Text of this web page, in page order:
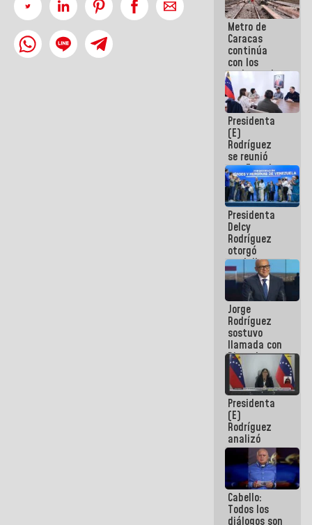
Metro de
Caracas
continúa
con los
trabajos de
mantenimiento
e inspección
en la Línea 2
Presidenta
(E)
Rodríguez
se reunió
con Estado
Mayor
Eléctrico
para
abordar
planes de
acción
Presidenta
Delcy
Rodríguez
otorgó
medalla
"Héroe de
Venezuela"
a servidores
públicos
Jorge
Rodríguez
sostuvo
llamada con
Dinorah
Figuera y
acuerdan
primer
encuentro
presencial
para el
diálogo
Presidenta
(E)
Rodríguez
analizó
junto a
gobernadores
planes de
recuperación
del Sistema
Eléctrico
Cabello:
Todos los
diálogos son